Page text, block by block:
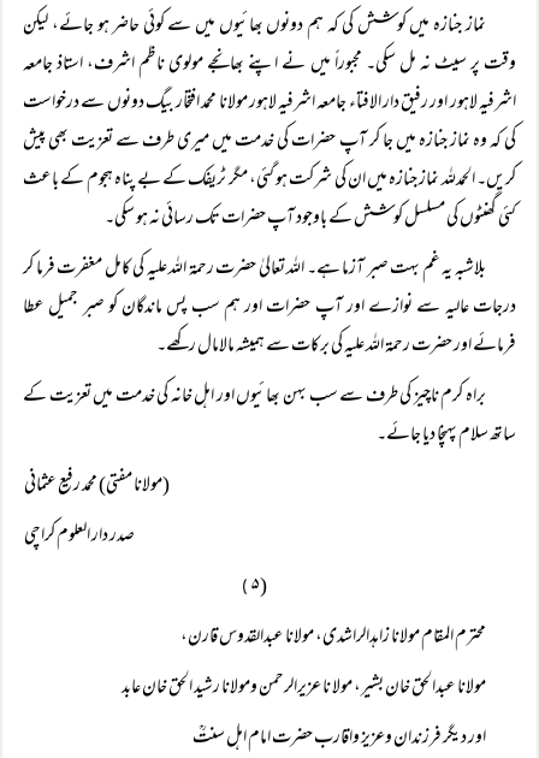
نماز جنازہ میں کوشش کی کہ ہم دونوں بھائیوں میں سے کوئی حاضر ہو جائے، لیکن
وقت پر سیٹ نہ مل سکی۔ مجبوراً میں نے اپنے بھانجے مولوی ناظم اشرف، استاذ جامعہ
اشرفیہ لاہور اور رفیق دار الافتاء جامعہ اشرفیہ لاہور مولانا محمد افتخار بیگ دونوں سے درخواست
کی کہ وہ نماز جنازہ میں جا کر آپ حضرات کی خدمت میں میری طرف سے تعزیت بھی پیش
کریں۔ الحمدللہ نماز جنازہ میں ان کی شرکت ہو گئی، مگر ٹریفک کے بے پناہ ہجوم کے باعث
کئی گھنٹوں کی مسلسل کوشش کے باوجود آپ حضرات تک رسائی نہ ہو سکی۔
بلاشبہ یہ غم بہت صبر آزما ہے۔ اللہ تعالیٰ حضرت رحمۃ اللہ علیہ کی کامل مغفرت فرما کر
درجات عالیہ سے نوازے اور آپ حضرات اور ہم سب پس ماندگان کو صبر جمیل عطا
فرمائے اور حضرت رحمۃ اللہ علیہ کی برکات سے ہمیشہ مالامال رکھے۔
براہ کرم ناچیز کی طرف سے سب بہن بھائیوں اور اہل خانہ کی خدمت میں تعزیت کے
ساتھ سلام پہنچا دیا جائے۔
(مولانا مفتی) محمد رفیع عثمانی
صدر دار العلوم کراچی
( ۵
)
محترم المقام مولانا زاہدالراشدی، مولانا عبدالقدوس قارن،
مولانا عبدالحق خان بشیر، مولا نا عزیرالرحمن ومولانا رشید الحق خان عابد
اور دیگر فرزندان وعزیز واقارب حضرت امام اہل سنتؒ